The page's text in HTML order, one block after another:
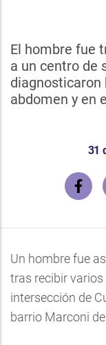
El hombre fue
a un centro de
diagnosticaron
abdomen y en
31
Un hombre fue
tras recibir
intersección de
barrio Marconi